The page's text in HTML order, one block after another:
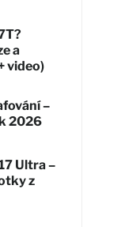
a
video)
–
2026
Ultra –
z